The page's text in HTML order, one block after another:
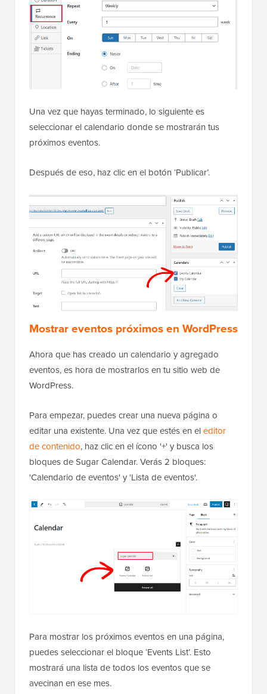
Una vez que hayas terminado, lo siguiente es
seleccionar el calendario donde se mostrarán tus
próximos eventos.
Después de eso, haz clic en el botón ‘Publicar’.
Mostrar eventos próximos en WordPress
Ahora que has creado un calendario y agregado
eventos, es hora de mostrarlos en tu sitio web de
WordPress.
Para empezar, puedes crear una nueva página o
editar una existente. Una vez que estés en eleditor
de contenido, haz clic en el ícono '+' y busca los
bloques de Sugar Calendar. Verás 2 bloques:
'Calendario de eventos' y 'Lista de eventos'.
Para mostrar los próximos eventos en una página,
puedes seleccionar el bloque ‘Events List’. Esto
mostrará una lista de todos los eventos que se
avecinan en ese mes.